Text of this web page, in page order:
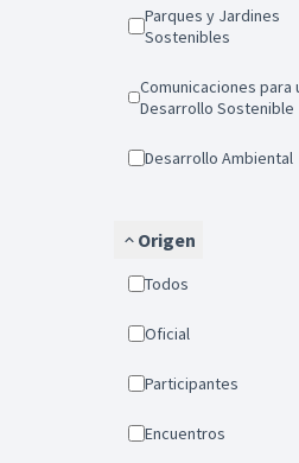
Parques y Jardines
Sostenibles
Comunicaciones para un
Desarrollo Sostenible
Desarrollo Ambiental
Origen
Todos
Oficial
Participantes
Encuentros